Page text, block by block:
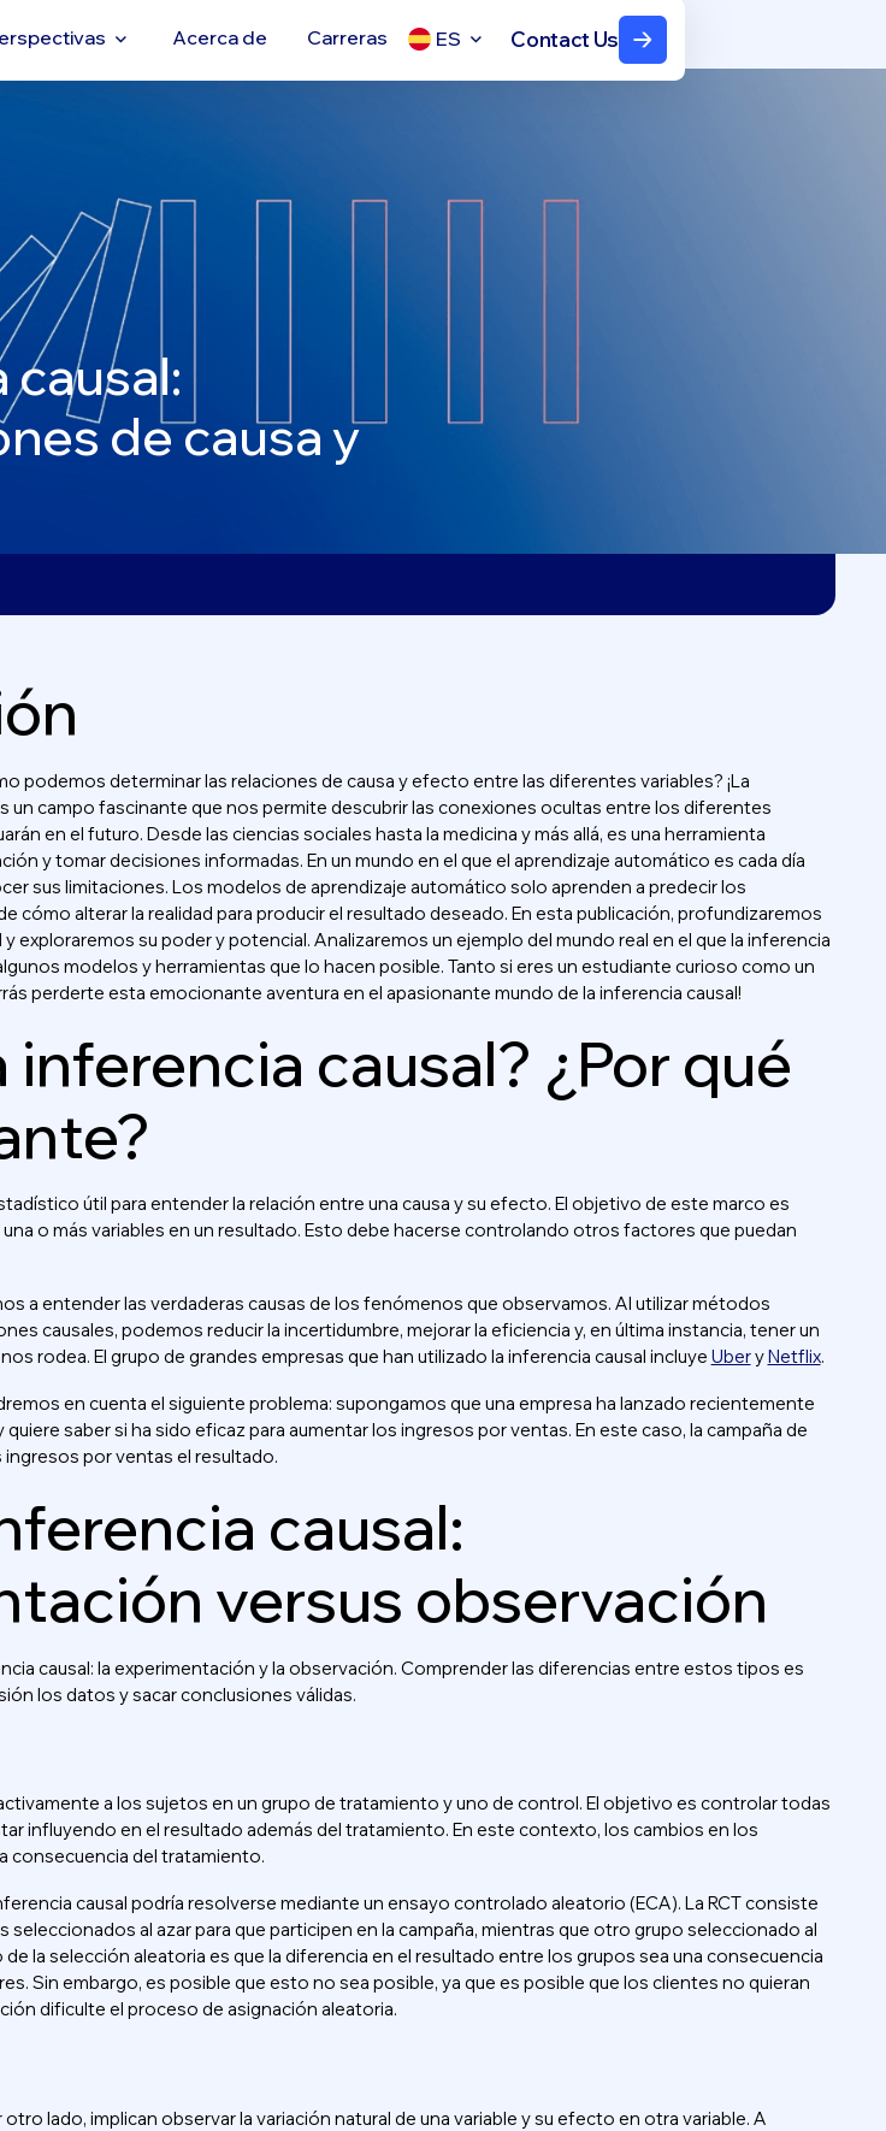
Acerca de Carreras ES Contact Us
de causa y
podemos determinar las relaciones de causa y efecto entre las diferentes variables? ¡La
un campo fascinante que nos permite descubrir las conexiones ocultas entre los diferentes
en el futuro. Desde las ciencias sociales hasta la medicina y más allá, es una herramienta
y tomar decisiones informadas. En un mundo en el que el aprendizaje automático es cada día
sus limitaciones. Los modelos de aprendizaje automático solo aprenden a predecir los
cómo alterar la realidad para producir el resultado deseado. En esta publicación, profundizaremos
exploraremos su poder y potencial. Analizaremos un ejemplo del mundo real en el que la inferencia
modelos y herramientas que lo hacen posible. Tanto si eres un estudiante curioso como un
perderte esta emocionante aventura en el apasionante mundo de la inferencia causal!
inferencia causal? ¿Por qué
útil para entender la relación entre una causa y su efecto. El objetivo de este marco es
o más variables en un resultado. Esto debe hacerse controlando otros factores que puedan
a entender las verdaderas causas de los fenómenos que observamos. Al utilizar métodos
causales, podemos reducir la incertidumbre, mejorar la eficiencia y, en última instancia, tener un
rodea. El grupo de grandes empresas que han utilizado la inferencia causal incluye UberyNetflix.
en cuenta el siguiente problema: supongamos que una empresa ha lanzado recientemente
saber si ha sido eficaz para aumentar los ingresos por ventas. En este caso, la campaña de
por ventas el resultado.
causal:
versus observación
causal: la experimentación y la observación. Comprender las diferencias entre estos tipos es
los datos y sacar conclusiones válidas.
a los sujetos en un grupo de tratamiento y uno de control. El objetivo es controlar todas
influyendo en el resultado además del tratamiento. En este contexto, los cambios en los
consecuencia del tratamiento.
causal podría resolverse mediante un ensayo controlado aleatorio (ECA). La RCT consiste
seleccionados al azar para que participen en la campaña, mientras que otro grupo seleccionado al
de la selección aleatoria es que la diferencia en el resultado entre los grupos sea una consecuencia
Sin embargo, es posible que esto no sea posible, ya que es posible que los clientes no quieran
dificulte el proceso de asignación aleatoria.
lado, implican observar la variación natural de una variable y su efecto en otra variable. A